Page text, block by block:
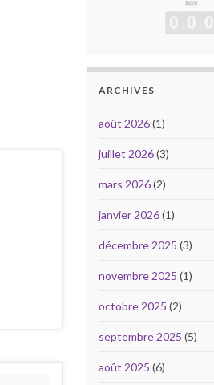
ARCHIVES
août 2026(1)
juillet 2026(3)
mars 2026(2)
janvier 2026(1)
décembre 2025 (3)
novembre 2025 (1)
octobre 2025 (2)
septembre 2025 (5)
août 2025 (6)